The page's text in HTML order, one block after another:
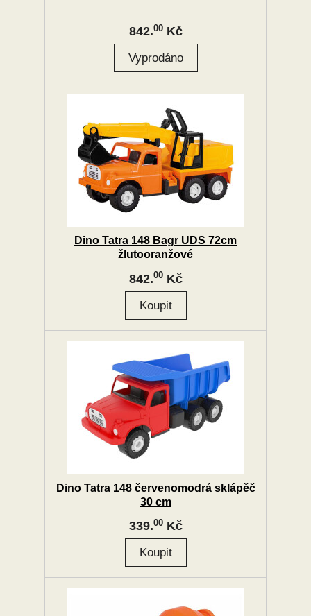
842.00Kč
Dino Tatra 148 Bagr UDS 72cm
žlutooranžové
842.00Kč
Dino Tatra 148 červenomodrá sklápěč
30 cm
339.00Kč